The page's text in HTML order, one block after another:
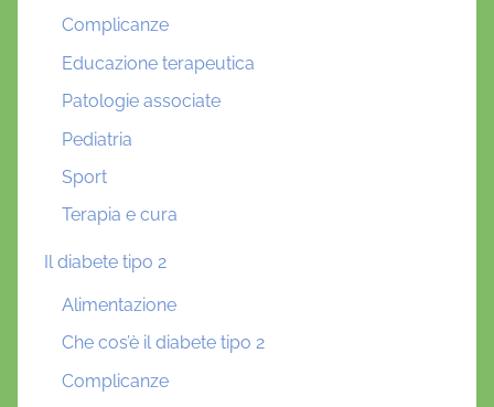
Complicanze
Educazione terapeutica
Patologie associate
Pediatria
Sport
Terapia e cura
Il diabete tipo 2
Alimentazione
Che cos’è il diabete tipo 2
Complicanze